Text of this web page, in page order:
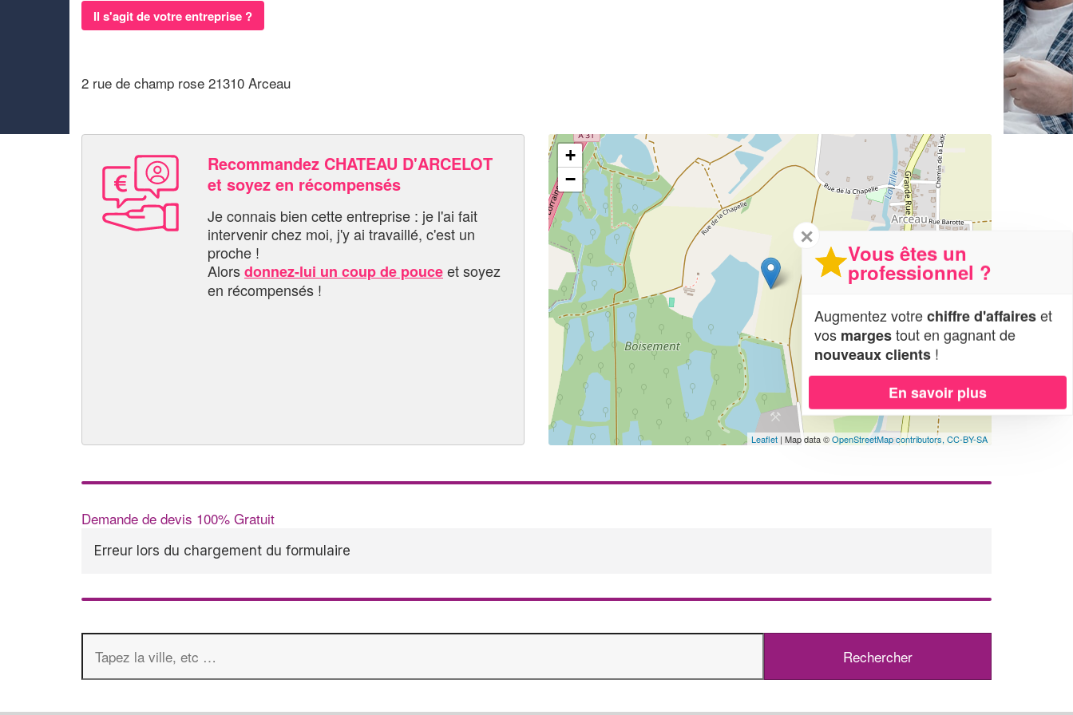
Il s'agit de votre entreprise ?
2 rue de champ rose 21310 Arceau
Recommandez CHATEAU D'ARCELOT
et soyez en récompensés
Je connais bien cette entreprise : je l'ai fait
intervenir chez moi, j'y ai travaillé, c'est un
proche !
Alorsdonnez-lui un coup de pouceet soyez
en récompensés !
+
−
Leaflet | Map data ©OpenStreetMap contributors, CC-BY-SA
Demande de devis 100% Gratuit
Erreur lors du chargement du formulaire
✕
Vous êtes un
professionnel ?
Augmentez votrechiffre d'affaireset
vos margestout en gagnant de
nouveaux clients !
En savoir plus